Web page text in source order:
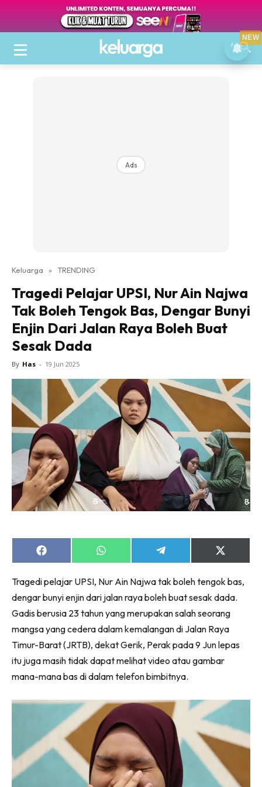
Ads
Keluarga » TRENDING
Tragedi Pelajar UPSI, Nur Ain Najwa
Tak Boleh Tengok Bas, Dengar Bunyi
Enjin Dari Jalan Raya Boleh Buat
Sesak Dada
By Has - 19 Jun 2025
Share
on
Share
on
Share
on
Share
on
(Twitter)
Tragedi pelajar UPSI, Nur Ain Najwa tak boleh tengok bas,
dengar bunyi enjin dari jalan raya boleh buat sesak dada.
Gadis berusia 23 tahun yang merupakan salah seorang
mangsa yang cedera dalam kemalangan di Jalan Raya
Timur-Barat (JRTB), dekat Gerik, Perak pada 9 Jun lepas
itu juga masih tidak dapat melihat video atau gambar
mana-mana bas di dalam telefon bimbitnya.
NEW